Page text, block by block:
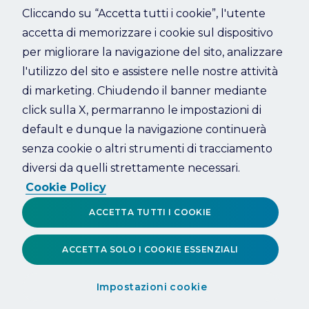
Refresh
Cliccando su “Accetta tutti i cookie”, l'utente
accetta di memorizzare i cookie sul dispositivo
per migliorare la navigazione del sito, analizzare
l'utilizzo del sito e assistere nelle nostre attività
di marketing. Chiudendo il banner mediante
click sulla X, permarranno le impostazioni di
default e dunque la navigazione continuerà
senza cookie o altri strumenti di tracciamento
diversi da quelli strettamente necessari.
Cookie Policy
Impostazioni cookie
ACCETTA SOLO I COOKIE ESSENZIALI
ACCETTA TUTTI I COOKIE